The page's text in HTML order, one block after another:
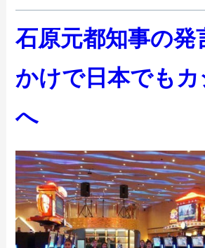
石原元都知事の発
かけで日本でも
へ